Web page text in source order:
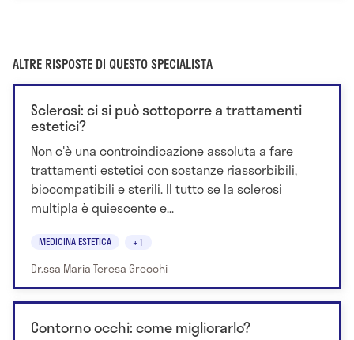
ALTRE RISPOSTE DI QUESTO SPECIALISTA
Sclerosi: ci si può sottoporre a trattamenti
estetici?
Non c'è una controindicazione assoluta a fare
trattamenti estetici con sostanze riassorbibili,
biocompatibili e sterili. Il tutto se la sclerosi
multipla è quiescente e...
MEDICINA ESTETICA +1
Dr.ssa Maria Teresa Grecchi
Contorno occhi: come migliorarlo?